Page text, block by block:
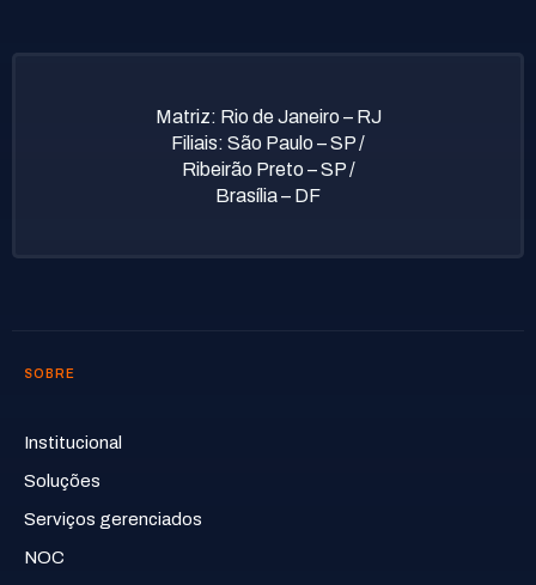
Matriz: Rio de Janeiro – RJ
Filiais: São Paulo – SP /
Ribeirão Preto – SP /
Brasília – DF
SOBRE
Institucional
Soluções
Serviços gerenciados
NOC